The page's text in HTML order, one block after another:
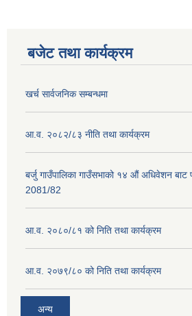
बजेट तथा कार्यक्रम
खर्च सार्वजनिक सम्बन्धमा
आ.व. २०८२/८३ नीति तथा कार्यक्रम
बर्जु गाउँपालिका गाउँसभाको १४ औं अधिवेशन बाट
2081/82
आ.व. २०८०/८१ को निति तथा कार्यक्रम
आ.व. २०७९/८० को निति तथा कार्यक्रम
अन्य